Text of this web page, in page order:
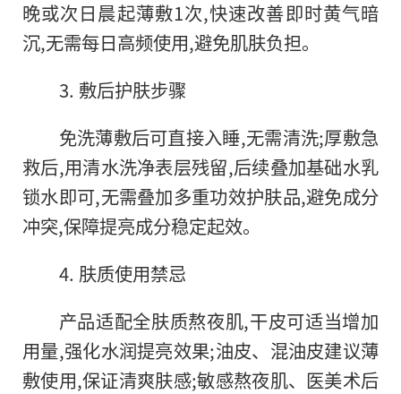
晚或次日晨起薄敷1次,快速改善即时黄气暗
沉,无需每日高频使用,避免肌肤负担。
3. 敷后护肤步骤
免洗薄敷后可直接入睡,无需清洗;厚敷急
救后,用清水洗净表层残留,后续叠加基础水乳
锁水即可,无需叠加多重功效护肤品,避免成分
冲突,保障提亮成分稳定起效。
4. 肤质使用禁忌
产品适配全肤质熬夜肌,干皮可适当增加
用量,强化水润提亮效果;油皮、混油皮建议薄
敷使用,保证清爽肤感;敏感熬夜肌、医美术后